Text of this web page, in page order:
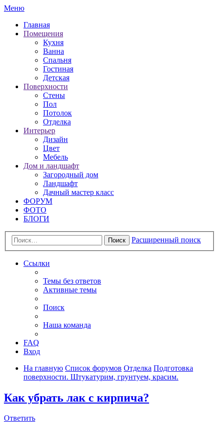
Меню
Главная
Помещения
Кухня
Ванна
Спальня
Гостиная
Детская
Поверхности
Стены
Пол
Потолок
Отделка
Интерьер
Дизайн
Цвет
Мебель
Дом и ландшафт
Загородный дом
Ландшафт
Дачный мастер класс
ФОРУМ
ФОТО
БЛОГИ
Поиск Расширенный поиск
Ссылки
Темы без ответов
Активные темы
Поиск
Наша команда
FAQ
Вход
На главную Список форумов Отделка Подготовка
поверхности. Штукатурим, грунтуем, красим.
Как убрать лак с кирпича?
Ответить